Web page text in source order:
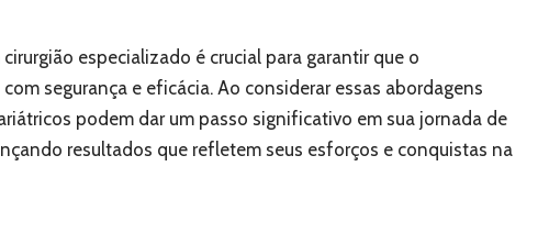
especializado é crucial para garantir que o
segurança e eficácia. Ao considerar essas abordagens
podem dar um passo significativo em sua jornada de
resultados que refletem seus esforços e conquistas na